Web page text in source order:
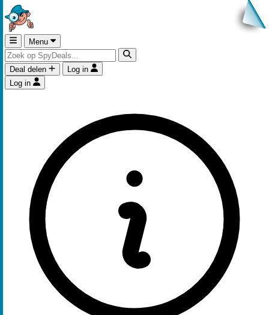
Menu
Deal delen
Log in
Log in